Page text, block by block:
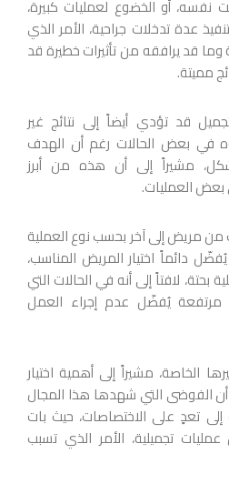
أو الخضوع لعمليات كبيرة،
عدة تدخلات جراحية، الأمر الذي
قد يرافقه من تأثيرات خطيرة قد
مميتة.
قد تؤدي أيضاً إلى نتائج غير
في بعض الحالات رغم أن الهدف
مشيراً إلى أن هذه من أبرز
بعض العمليات.
من مريض إلى آخر بحسب نوع العملية
دائماً اختيار المريض المناسب،
بحتة، لافتاً إلى أنه في الحالات التي
مرتفعة يُفضّل عدم إجراء العمل
الخاصة، مشيراً إلى أهمية اختيار
أن الفوضى التي شهدها هذا المجال
تعدٍ على الاختصاصات، حيث بات
تجميلية، الأمر الذي تسبب